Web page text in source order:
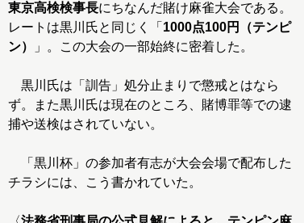
東京高検検事長にちなんだ賭け麻雀大会である。
レートは黒川氏と同じく「 1000点100円（テンピ
ン）
」。この大会の一部始終に密着した。
黒川氏は「訓告」処分止まりで懲戒とはなら
ず。また黒川氏は現在のところ、賭博罪等での逮
捕や送検はされていない。
「黒川杯」の参加者有志が大会会場で配布した
チラシには、こう書かれていた。